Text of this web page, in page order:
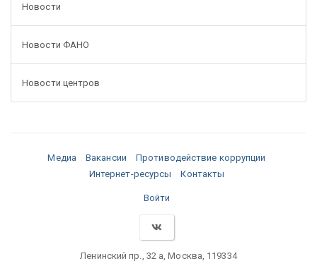
Новости
Новости ФАНО
Новости центров
Медиа Вакансии
Противодействие коррупции
Интернет-ресурсы
Контакты
Войти
Ленинский пр., 32 а, Москва, 119334